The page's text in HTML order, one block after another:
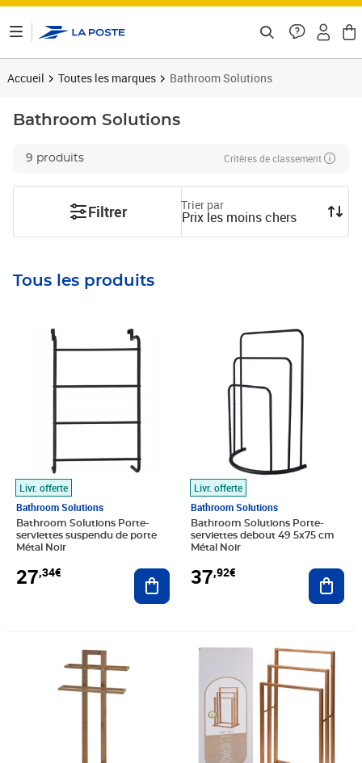
Accueil Toutes les marques Bathroom Solutions
Bathroom Solutions
9 produits Critères de classement
Filtrer Trier par
Prix les moins chers
Tous les produits
Livr. offerte
Bathroom Solutions
Bathroom Solutions Porte-
serviettes suspendu de porte
Métal Noir
27,34€
Prix 27,34€
Ajouter au panier
Livr. offerte
Bathroom Solutions
Bathroom Solutions Porte-
serviettes debout 49 5x75 cm
Métal Noir
37,92€
Prix 37,92€
Prix 42,02€